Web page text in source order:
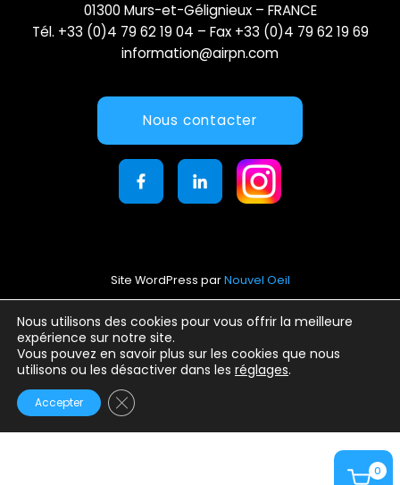
0
Nous utilisons des cookies pour vous offrir la meilleure
expérience sur notre site.
Vous pouvez en savoir plus sur les cookies que nous
utilisons ou les désactiver dans les réglages.
Accepter Fermer la bannière des cookies GDPR
01300 Murs-et-Gélignieux – FRANCE
Tél. +33 (0)4 79 62 19 04 – Fax +33 (0)4 79 62 19 69
information@airpn.com
Nous contacter
Site WordPress parNouvel Oeil
Mentions légales
Conditions générales d’utilisation
Politique de confidentialité